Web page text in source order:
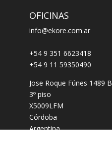
OFICINAS
info@ekore.com.ar
+54 9 351 6623418
+54 9 11 59350490
Jose Roque Fúnes 1489 B
3º piso
X5009LFM
Córdoba
Argentina